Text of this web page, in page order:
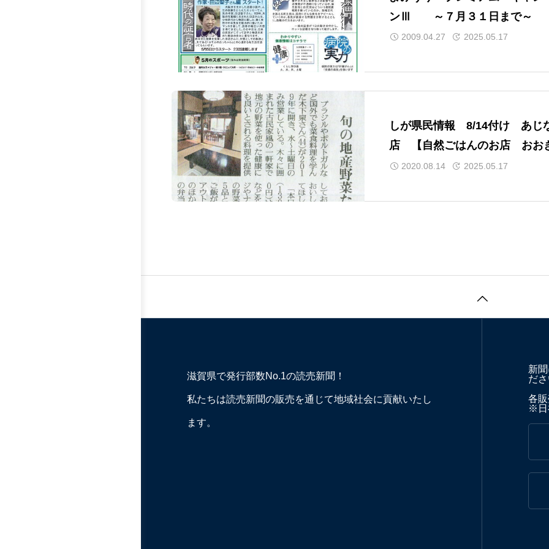
ンⅢ ～７月３１日まで～
2009.04.27 2025.05.17
しが県民情報 8/14付け あじ
店 【自然ごはんのお店 おお
木（大津）】
2020.08.14 2025.05.17
滋賀県で発行部数No.1の読売新聞！
私たちは読売新聞の販売を通じて地域社会に貢献いたし
ます。
新
だ
各
※日